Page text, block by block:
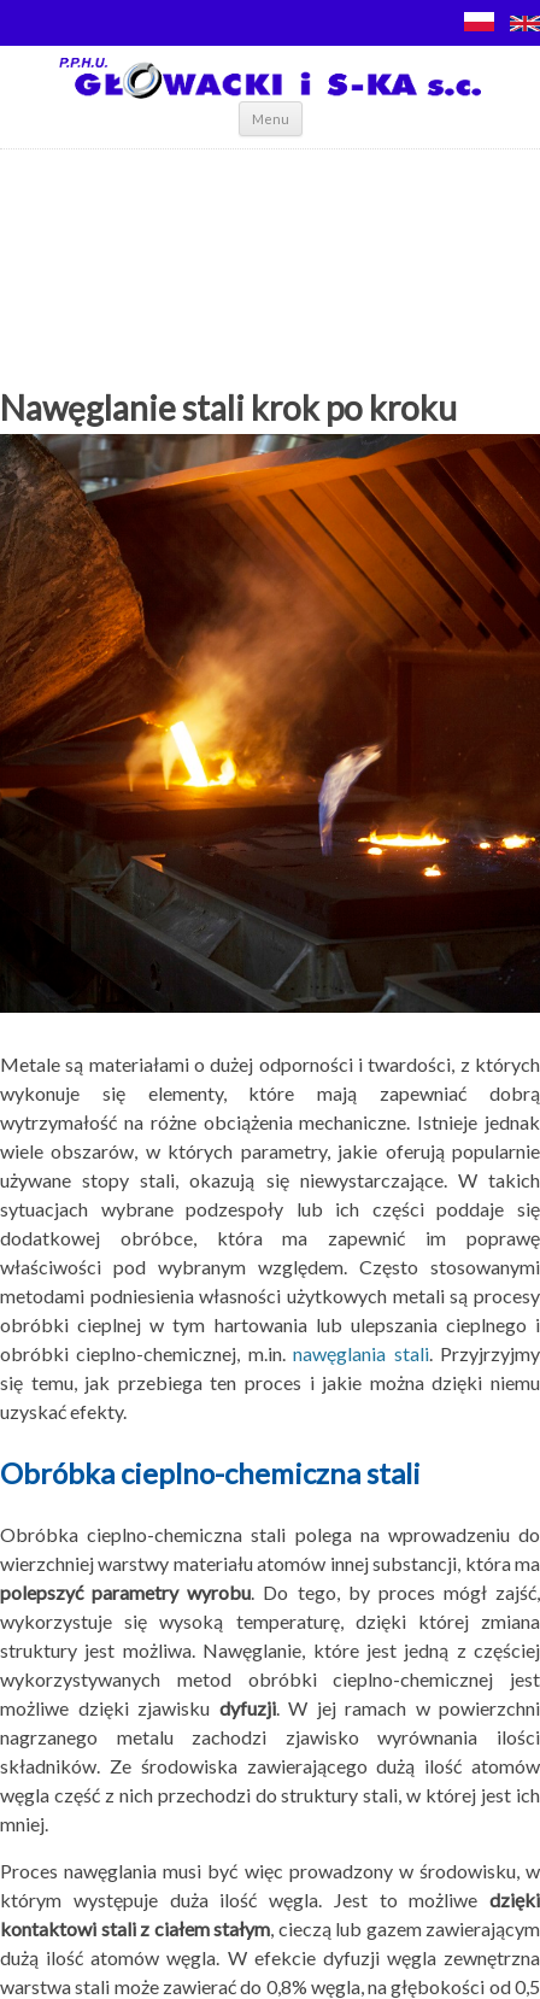
Menu Skip to content
Nawęglanie stali krok po kroku
Metale są materiałami o dużej odporności i twardości, z których
wykonuje się elementy, które mają zapewniać dobrą
wytrzymałość na różne obciążenia mechaniczne. Istnieje jednak
wiele obszarów, w których parametry, jakie oferują popularnie
używane stopy stali, okazują się niewystarczające. W takich
sytuacjach wybrane podzespoły lub ich części poddaje się
dodatkowej obróbce, która ma zapewnić im poprawę
właściwości pod wybranym względem. Często stosowanymi
metodami podniesienia własności użytkowych metali są procesy
obróbki cieplnej w tym hartowania lub ulepszania cieplnego i
obróbki cieplno-chemicznej, m.in.nawęglania stali. Przyjrzyjmy
się temu, jak przebiega ten proces i jakie można dzięki niemu
uzyskać efekty.
Obróbka cieplno-chemiczna stali
Obróbka cieplno-chemiczna stali polega na wprowadzeniu do
wierzchniej warstwy materiału atomów innej substancji, która ma
polepszyć parametry wyrobu . Do tego, by proces mógł zajść,
wykorzystuje się wysoką temperaturę, dzięki której zmiana
struktury jest możliwa. Nawęglanie, które jest jedną z częściej
wykorzystywanych metod obróbki cieplno-chemicznej jest
możliwe dzięki zjawisku dyfuzji. W jej ramach w powierzchni
nagrzanego metalu zachodzi zjawisko wyrównania ilości
składników. Ze środowiska zawierającego dużą ilość atomów
węgla część z nich przechodzi do struktury stali, w której jest ich
mniej.
Proces nawęglania musi być więc prowadzony w środowisku, w
którym występuje duża ilość węgla. Jest to możliwe dzięki
kontaktowi stali z ciałem stałym , cieczą lub gazem zawierającym
dużą ilość atomów węgla. W efekcie dyfuzji węgla zewnętrzna
warstwa stali może zawierać do 0,8% węgla, na głębokości od 0,5